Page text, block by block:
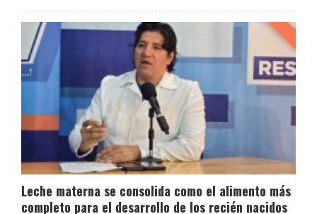
Leche materna se consolida como el alimento más
completo para el desarrollo de los recién nacidos